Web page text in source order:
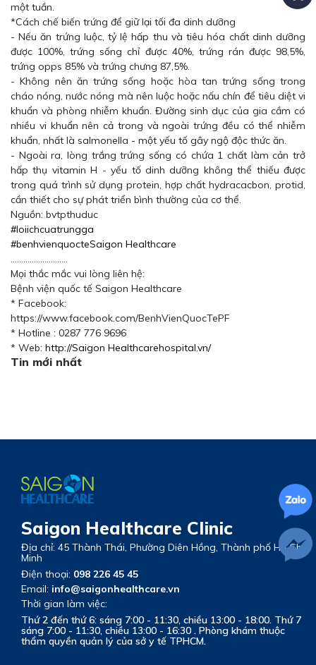
một tuần.
*Cách chế biến trứng để giữ lại tối đa dinh dưỡng
- Nếu ăn trứng luộc, tỷ lệ hấp thu và tiêu hóa chất dinh dưỡng
được 100%, trứng sống chỉ được 40%, trứng rán được 98,5%,
trứng opps 85% và trứng chưng 87,5%.
- Không nên ăn trứng sống hoặc hòa tan trứng sống trong
cháo nóng, nước nóng mà nên luộc hoặc nấu chín để tiêu diệt vi
khuẩn và phòng nhiễm khuẩn. Đường sinh dục của gia cầm có
nhiều vi khuẩn nên cả trong và ngoài trứng đều có thể nhiễm
khuẩn, nhất là salmonella - một yếu tố gây ngộ độc thức ăn.
- Ngoài ra, lòng trắng trứng sống có chứa 1 chất làm cản trở
hấp thụ vitamin H - yếu tố dinh dưỡng không thể thiếu được
trong quá trình sử dụng protein, hợp chất hydracacbon, protid,
cần thiết cho sự phát triển bình thường của cơ thể.
Nguồn: bvtpthuduc
#loiichcuatrungga
#benhvienquocteSaigon Healthcare
...........................
Mọi thắc mắc vui lòng liên hệ:
Bệnh viện quốc tế Saigon Healthcare
* Facebook:
https://www.facebook.com/BenhVienQuocTePF
* Hotline : 0287 776 9696
* Web: http://Saigon Healthcarehospital.vn/
Tin mới nhất
Saigon Healthcare Clinic
Địa chỉ: 45 Thành Thái, Phường Diên Hồng, Thành phố Hồ Chí
Minh
Điện thoại: 098 226 45 45
Email: info@saigonhealthcare.vn
Thời gian làm việc:
Thứ 2 đến thứ 6: sáng 7:00 - 11:30, chiều 13:00 - 18:00. Thứ 7
sáng 7:00 - 11:30, chiều 13:00 - 16:30 . Phòng khám thuộc
thẩm quyền quản lý của sở y tế TPHCM.